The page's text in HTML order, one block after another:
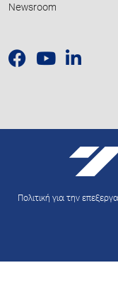
Newsroom
Πολιτική για την